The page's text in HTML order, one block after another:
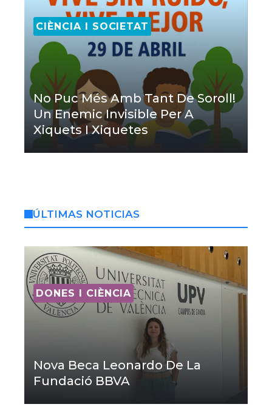
CIÈNCIA I SOCIETAT
No Puc Més Amb Tant De Soroll!
Un Enemic Invisible Per A
Xiquets I Xiquetes
ÚLTIMAS NOTICIAS
DONES I CIÈNCIA
Nova Beca Leonardo De La
Fundació BBVA